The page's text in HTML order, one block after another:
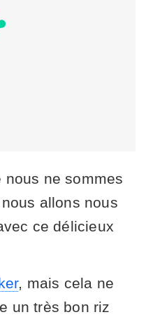
nous ne sommes
allons nous
ce délicieux
, mais cela ne
un très bon riz